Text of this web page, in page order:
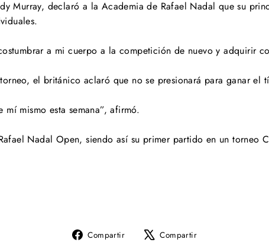
Murray, declaró a la Academia de Rafael Nadal que su
a mi cuerpo a la competición de nuevo y adquirir
el británico aclaró que no se presionará para ganar el
mismo esta semana”, afirmó.
Nadal Open, siendo así su primer partido en un torneo
Compartir
CompartirCompartir